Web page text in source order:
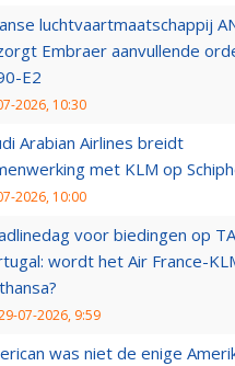
luchtvaartmaatschappij
Embraer aanvullende
E2
2026, 10:30
Arabian Airlines breidt
met KLM op
2026, 10:00
voor biedingen op
wordt het Air France-
07-2026, 9:59
was niet de enige